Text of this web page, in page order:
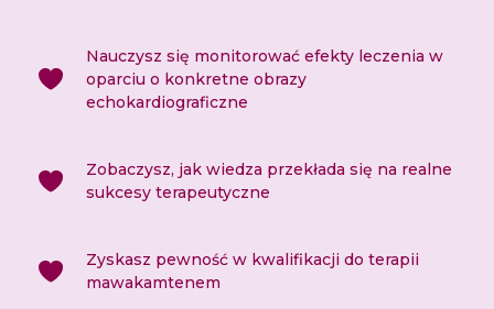
Nauczysz się monitorować efekty leczenia w
oparciu o konkretne obrazy
echokardiograficzne
Zobaczysz, jak wiedza przekłada się na realne
sukcesy terapeutyczne
Zyskasz pewność w kwalifikacji do terapii
mawakamtenem